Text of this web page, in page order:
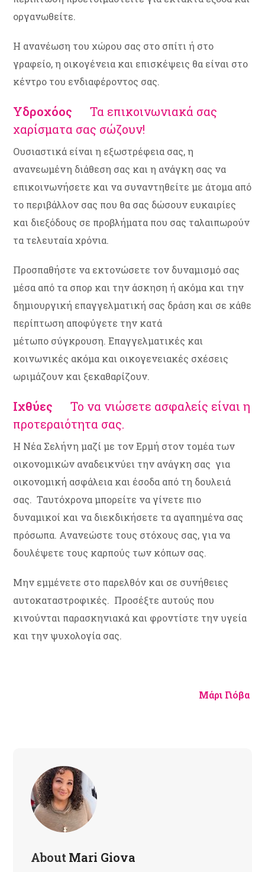
οργανωθείτε.
Η ανανέωση του χώρου σας στο σπίτι ή στο
γραφείο, η οικογένεια και επισκέψεις θα είναι στο
κέντρο του ενδιαφέροντος σας.
Υδροχόος Τα επικοινωνιακά σας
χαρίσματα σας σώζουν!
Ουσιαστικά είναι η εξωστρέφεια σας, η
ανανεωμένη διάθεση σας και η ανάγκη σας να
επικοινωνήσετε και να συναντηθείτε με άτομα από
το περιβάλλον σας που θα σας δώσουν ευκαιρίες
και διεξόδους σε προβλήματα που σας ταλαιπωρούν
τα τελευταία χρόνια.
Προσπαθήστε να εκτονώσετε τον δυναμισμό σας
μέσα από τα σπορ και την άσκηση ή ακόμα και την
δημιουργική επαγγελματική σας δράση και σε κάθε
περίπτωση αποφύγετε την κατά
μέτωπο σύγκρουση. Επαγγελματικές και
κοινωνικές ακόμα και οικογενειακές σχέσεις
ωριμάζουν και ξεκαθαρίζουν.
Ιχθύες
Το να νιώσετε ασφαλείς είναι η
προτεραιότητα σας.
Η Νέα Σελήνη μαζί με τον Ερμή στον τομέα των
οικονομικών αναδεικνύει την ανάγκη σας για
οικονομική ασφάλεια και έσοδα από τη δουλειά
σας. Ταυτόχρονα μπορείτε να γίνετε πιο
δυναμικοί και να διεκδικήσετε τα αγαπημένα σας
πρόσωπα. Ανανεώστε τους στόχους σας, για να
δουλέψετε τους καρπούς των κόπων σας.
Μην εμμένετε στο παρελθόν και σε συνήθειες
αυτοκαταστροφικές. Προσέξτε αυτούς που
κινούνται παρασκηνιακά και φροντίστε την υγεία
και την ψυχολογία σας.
Μάρι Γιόβα
AboutMari Giova